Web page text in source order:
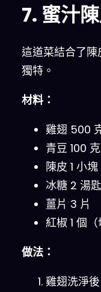
7. 蜜汁
這道菜結合了
獨特。
材料：
雞翅 500
青豆 100 克
陳皮 1 小塊
冰糖 2 湯匙
薑片 3 片
紅椒 1 個（
做法：
雞翅洗淨